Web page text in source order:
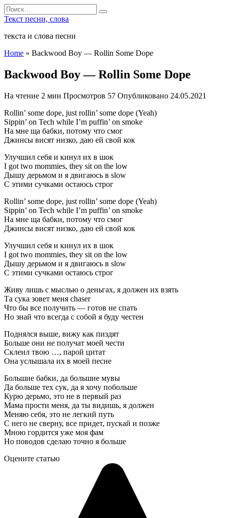
Перейти
к
Search
for:
Текст песни, слова
текста и слова песни
Home » Backwood Boy — Rollin Some Dope
Backwood Boy — Rollin Some Dope
На чтение 2 мин Просмотров 57 Опубликовано 24.05.2021
Rollin’ some dope, just rollin’ some dope (Yeah)
Sippin’ on Tech while I’m puffin’ on smoke
На мне ща бабки, потому что смог
Джинсы висят низко, даю ей свой кок
Улучшил себя и кинул их в шок
I got two mommies, they sit on the low
Дышу дерьмом и я двигаюсь в slow
С этими сучками остаюсь строг
Rollin’ some dope, just rollin’ some dope (Yeah)
Sippin’ on Tech while I’m puffin’ on smoke
На мне ща бабки, потому что смог
Джинсы висят низко, даю ей свой кок
Улучшил себя и кинул их в шок
I got two mommies, they sit on the low
Дышу дерьмом и я двигаюсь в slow
С этими сучками остаюсь строг
Живу лишь с мыслью о деньгах, я должен их взять
Та сука зовет меня chaser
Что бы все получить — готов не спать
Но знай что всегда с собой я буду честен
Поднялся выше, вижу как пиздят
Больше они не получат моей чести
Склеил твою …, парой цитат
Она услышала их в моей песне
Большие бабки, да большие мувы
Да больше тех сук, да я хочу побольше
Курю дерьмо, это не в первый раз
Мама прости меня, да ты видишь, я должен
Меняю себя, это не легкий путь
С него не сверну, все придет, пускай и позже
Мною гордится уже моя фам
Но поводов сделаю точно я больше
Оцените статью